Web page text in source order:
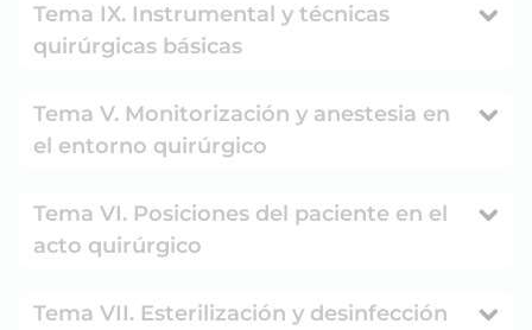
Tema IX. Instrumental y técnicas
quirúrgicas básicas
Tema V. Monitorización y anestesia en
el entorno quirúrgico
Tema VI. Posiciones del paciente en el
acto quirúrgico
Tema VII. Esterilización y desinfección